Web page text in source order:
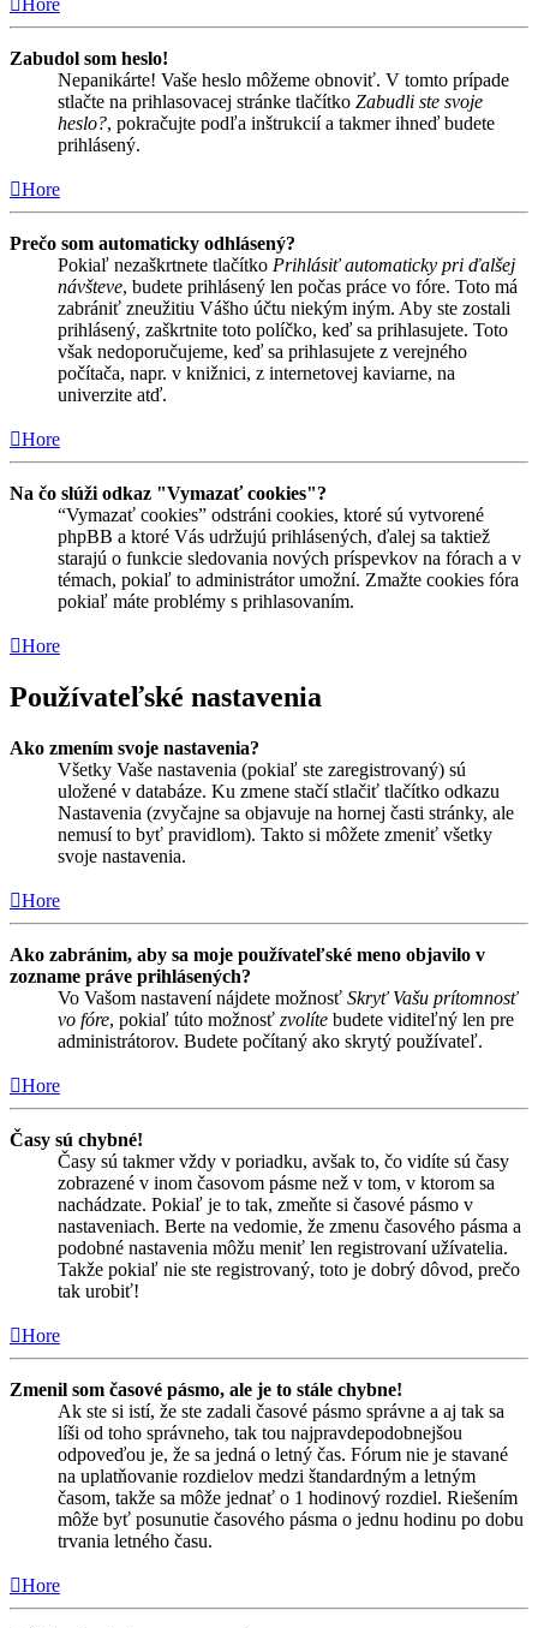
Zabudol som heslo!
Nepanikárte! Vaše heslo môžeme obnoviť. V tomto prípade
stlačte na prihlasovacej stránke tlačítko Zabudli ste svoje
heslo?, pokračujte podľa inštrukcií a takmer ihneď budete
prihlásený.
Hore
Prečo som automaticky odhlásený?
Pokiaľ nezaškrtnete tlačítko Prihlásiť automaticky pri ďalšej
návšteve, budete prihlásený len počas práce vo fóre. Toto má
zabrániť zneužitiu Vášho účtu niekým iným. Aby ste zostali
prihlásený, zaškrtnite toto políčko, keď sa prihlasujete. Toto
však nedoporučujeme, keď sa prihlasujete z verejného
počítača, napr. v knižnici, z internetovej kaviarne, na
univerzite atď.
Hore
Na čo slúži odkaz "Vymazať cookies"?
“Vymazať cookies” odstráni cookies, ktoré sú vytvorené
phpBB a ktoré Vás udržujú prihlásených, ďalej sa taktiež
starajú o funkcie sledovania nových príspevkov na fórach a v
témach, pokiaľ to administrátor umožní. Zmažte cookies fóra
pokiaľ máte problémy s prihlasovaním.
Hore
Používateľské nastavenia
Ako zmením svoje nastavenia?
Všetky Vaše nastavenia (pokiaľ ste zaregistrovaný) sú
uložené v databáze. Ku zmene stačí stlačiť tlačítko odkazu
Nastavenia (zvyčajne sa objavuje na hornej časti stránky, ale
nemusí to byť pravidlom). Takto si môžete zmeniť všetky
svoje nastavenia.
Hore
Ako zabránim, aby sa moje používateľské meno objavilo v
zozname práve prihlásených?
Vo Vašom nastavení nájdete možnosť Skryť Vašu prítomnosť
vo fóre, pokiaľ túto možnosť zvolíte budete viditeľný len pre
administrátorov. Budete počítaný ako skrytý používateľ.
Hore
Časy sú chybné!
Časy sú takmer vždy v poriadku, avšak to, čo vidíte sú časy
zobrazené v inom časovom pásme než v tom, v ktorom sa
nachádzate. Pokiaľ je to tak, zmeňte si časové pásmo v
nastaveniach. Berte na vedomie, že zmenu časového pásma a
podobné nastavenia môžu meniť len registrovaní užívatelia.
Takže pokiaľ nie ste registrovaný, toto je dobrý dôvod, prečo
tak urobiť!
Hore
Zmenil som časové pásmo, ale je to stále chybne!
Ak ste si istí, že ste zadali časové pásmo správne a aj tak sa
líši od toho správneho, tak tou najpravdepodobnejšou
odpoveďou je, že sa jedná o letný čas. Fórum nie je stavané
na uplatňovanie rozdielov medzi štandardným a letným
časom, takže sa môže jednať o 1 hodinový rozdiel. Riešením
môže byť posunutie časového pásma o jednu hodinu po dobu
trvania letného času.
Hore